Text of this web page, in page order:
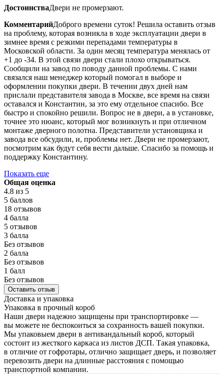
ДостоинстваДвери не промерзают.
КомментарийДоброго времени суток! Решила оставить отзыв
на проблему, которая возникла в ходе эксплуатации двери в
зимнее время с резкими перепадами температуры в
Московской области. За один месяц температура менялась от
+1 до -34. В этой связи двери стали плохо открываться.
Сообщили на завод по поводу данной проблемы. С нами
связался наш менеджер который помогал в выборе и
оформлении покупки двери. В течении двух дней нам
прислали представителя завода в Москве, все время на связи
оставался и Константин, за это ему отдельное спасибо. Все
быстро и спокойно решили. Вопрос не в двери, а в установке,
точнее это нюанс, который мог возникнуть и при отличном
монтаже дверного полотна. Представители установщика и
завода все обсудили, и, проблемы нет. Двери не промерзают,
посмотрим как будут себя вести дальше. Спасибо за помощь и
поддержку Константину.
Показать еще
Общая оценка
4.8 из 5
5 баллов
18 отзывов
4 балла
5 отзывов
3 балла
Без отзывов
2 балла
Без отзывов
1 балл
Без отзывов
Оставить отзыв
Доставка и упаковка
Упаковка в прочный короб
Наши двери надежно защищены при транспортировке —
вы можете не беспокоиться за сохранность вашей покупки.
Мы упаковыем двери в антивандальный короб, который
состоит из жесткого каркаса из листов ДСП. Такая упаковка,
в отличие от гофротары, отлично защищает дверь, и позволяет
перевозить двери на длинные расстояния с помощью
транспортной компании.